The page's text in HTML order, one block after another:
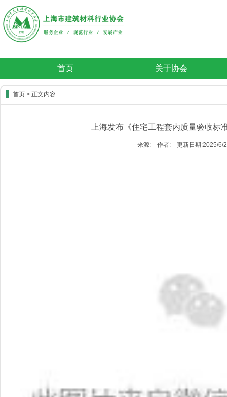
首页 关于协会
首页 > 正文内容
上海发布《住宅工程套内质量验收标
来源: 作者: 更新日期:2025/6/